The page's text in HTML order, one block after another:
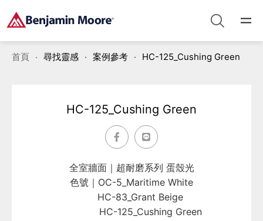
首頁 尋找靈感 案例參考 HC-125_Cushing Green
HC-125_Cushing Green
全室牆面｜超耐磨系列 蛋殼光
色號｜OC-5_Maritime White
HC-83_Grant Beige
HC-125_Cushing Green